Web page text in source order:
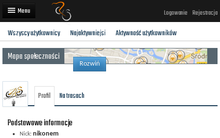
Logowanie Rejestracja
Artykuły
Trasy rowerowe
Wyścigi rowerowe
Użytkownicy
Dodaj
Wszyscy użytkownicy Najaktywniejsi Aktywność użytkowników
Mapa społeczności
Rozwiń
Profil Na trasach
Podstawowe informacje
Nick: nikonem